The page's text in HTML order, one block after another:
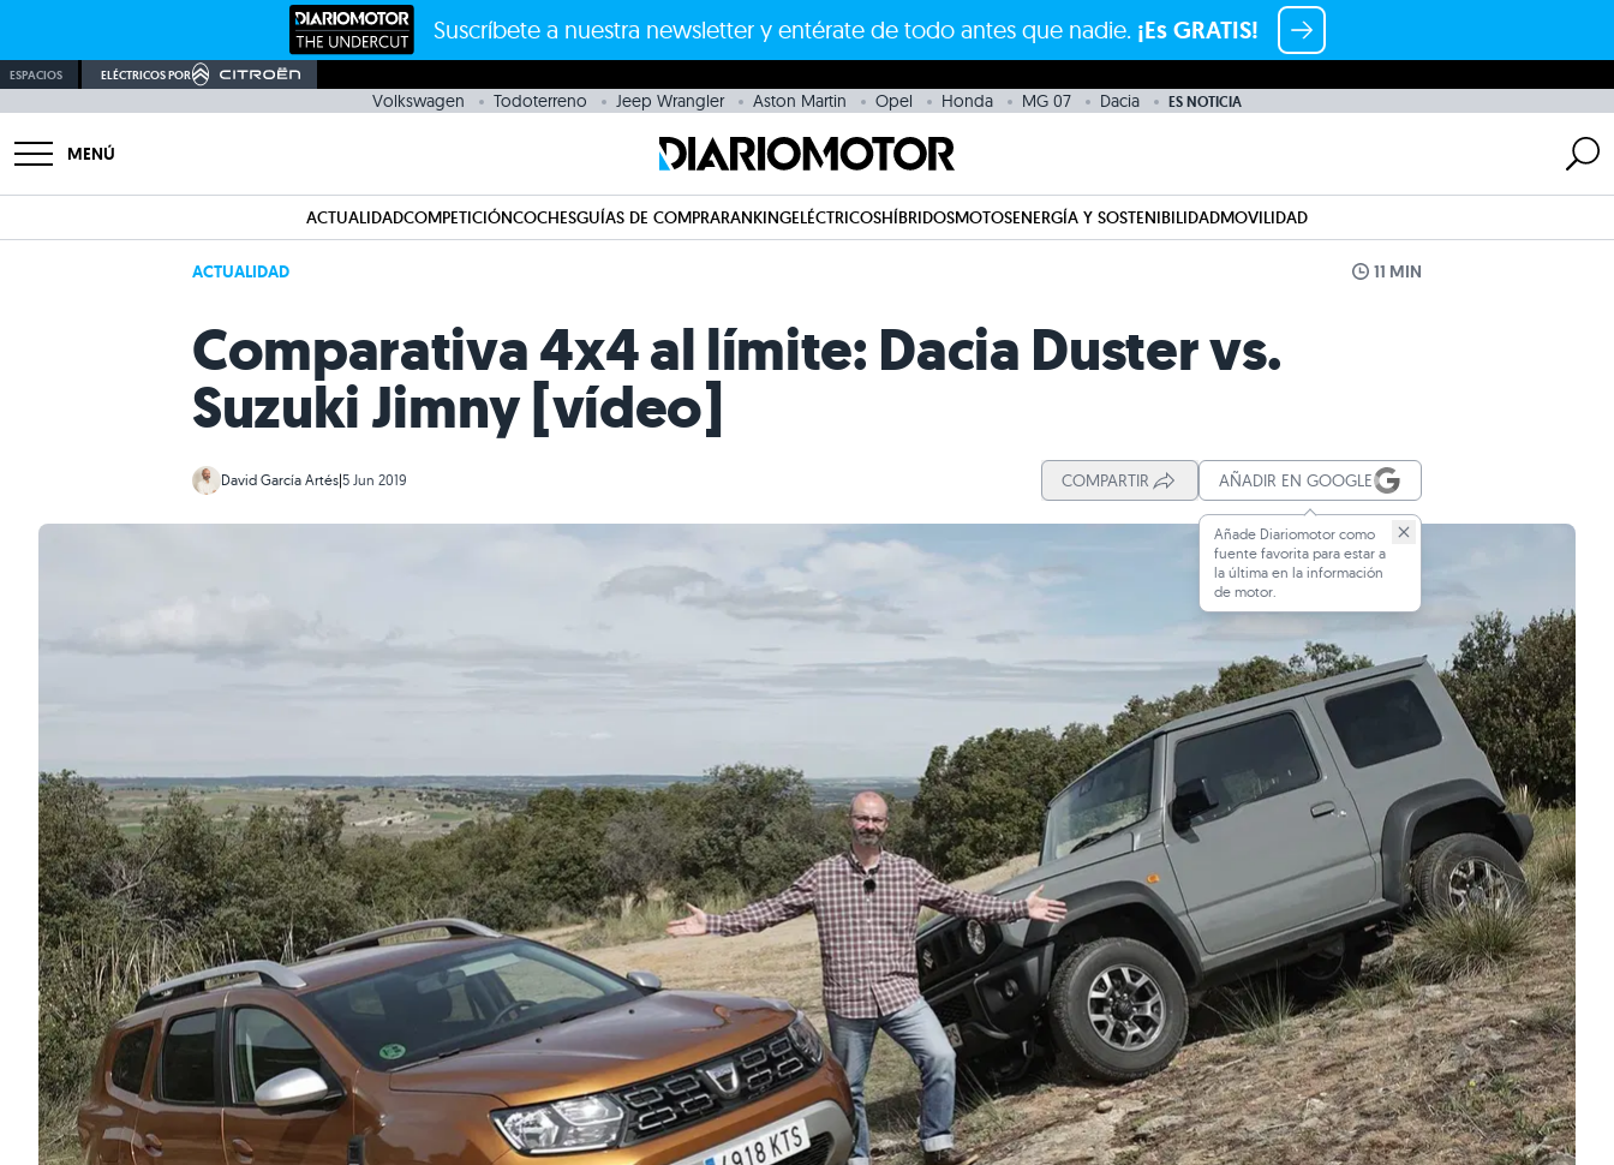
Suscríbete a nuestra newsletter y entérate de todo antes que nadie. ¡Es GRATIS!
ESPACIOS ELÉCTRICOS POR
Volkswagen Todoterreno Jeep Wrangler Aston Martin Opel Honda MG 07 Dacia ES NOTICIA
MENÚ
ACTUALIDADCOMPETICIÓNCOCHESGUÍAS DE COMPRARANKINGELÉCTRICOSHÍBRIDOSMOTOSENERGÍA Y SOSTENIBILIDADMOVILIDAD
ACTUALIDAD 11 MIN
Comparativa 4x4 al límite: Dacia Duster vs.
Suzuki Jimny [vídeo]
David García Artés|5 Jun 2019 COMPARTIR AÑADIR EN GOOGLE
Añade Diariomotor como
fuente favorita para estar a
la última en la información
de motor.